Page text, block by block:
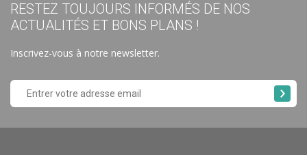
RESTEZ TOUJOURS INFORMÉS DE NOS
ACTUALITÉS ET BONS PLANS !
Inscrivez-vous à notre newsletter.